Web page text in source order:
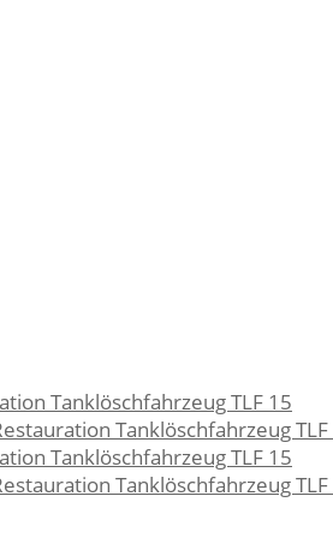
Tanklöschfahrzeug TLF 15
Tanklöschfahrzeug TLF
Tanklöschfahrzeug TLF 15
Tanklöschfahrzeug TLF